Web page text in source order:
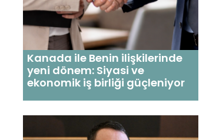
Kanada ile Benin ilişkilerinde
yeni dönem: Siyasi ve
ekonomik iş birliği güçleniyor